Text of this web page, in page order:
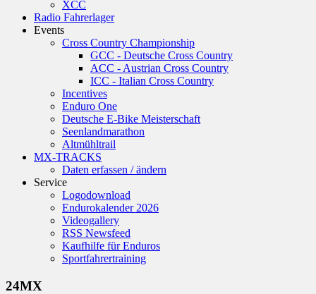
XCC
Radio Fahrerlager
Events
Cross Country Championship
GCC - Deutsche Cross Country
ACC - Austrian Cross Country
ICC - Italian Cross Country
Incentives
Enduro One
Deutsche E-Bike Meisterschaft
Seenlandmarathon
Altmühltrail
MX-TRACKS
Daten erfassen / ändern
Service
Logodownload
Endurokalender 2026
Videogallery
RSS Newsfeed
Kaufhilfe für Enduros
Sportfahrertraining
24MX